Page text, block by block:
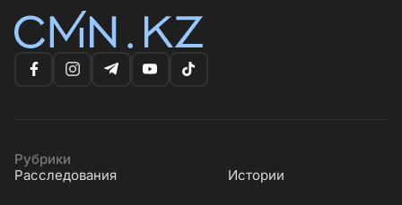
Рубрики
Расследования
Истории